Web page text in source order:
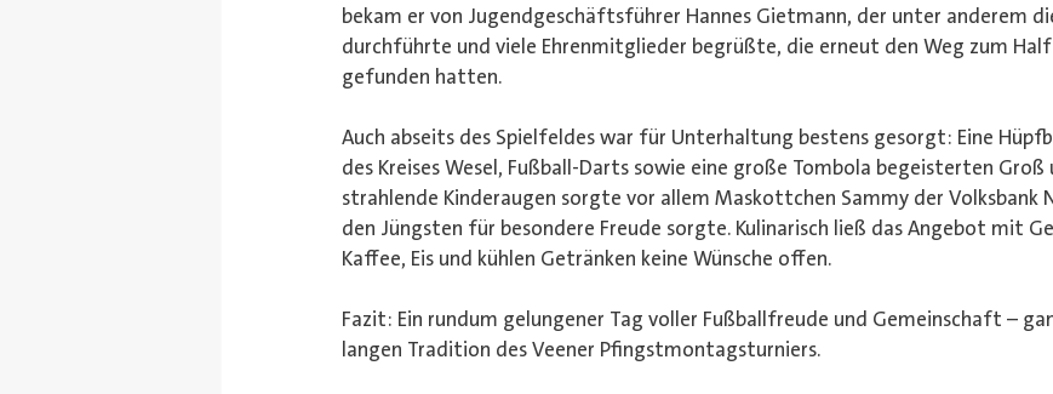
bekam er von Jugendgeschäftsführer Hannes Gietmann, der unter anderem
durchführte und viele Ehrenmitglieder begrüßte, die erneut den Weg zum
gefunden hatten.
Auch abseits des Spielfeldes war für Unterhaltung bestens gesorgt: Eine
des Kreises Wesel, Fußball-Darts sowie eine große Tombola begeisterten Groß
strahlende Kinderaugen sorgte vor allem Maskottchen Sammy der Volksbank
den Jüngsten für besondere Freude sorgte. Kulinarisch ließ das Angebot mit
Kaffee, Eis und kühlen Getränken keine Wünsche offen.
Fazit: Ein rundum gelungener Tag voller Fußballfreude und Gemeinschaft –
langen Tradition des Veener Pfingstmontagsturniers.